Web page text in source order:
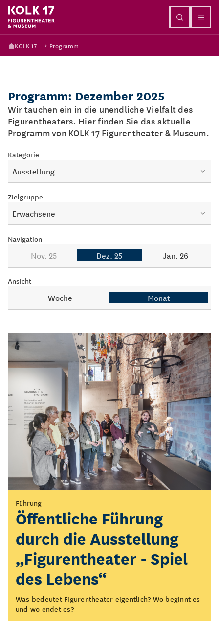
KOLK 17 Programm
Programm: Dezember 2025
Wir tauchen ein in die unendliche Vielfalt des
Figurentheaters. Hier finden Sie das aktuelle
Programm von KOLK 17 Figurentheater & Museum.
Kategorie
Ausstellung
Zielgruppe
Erwachsene
Navigation
Nov. 25 Dez. 25 Jan. 26
Ansicht
Woche Monat
Vermittlung
KOLK*Laberfeuer
Setzt euch mit uns ans KOLK*Laberfeuer!
Mehrere Termine
Führung
Öffentliche Führung
durch die Ausstellung
„Figurentheater - Spiel
des Lebens“
Was bedeutet Figurentheater eigentlich? Wo beginnt es
und wo endet es?